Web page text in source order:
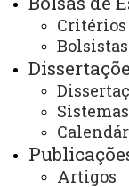
Critérios
Bolsistas
Artigos
Elisangela
Janiel de
Johnny de Boni
Leandro
Ricardo
Rosicler
Tcharleni da